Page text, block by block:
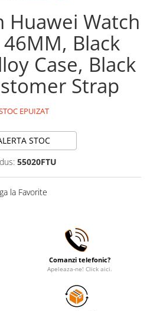
Huawei Watch
Black
Case, Black
Strap
EPUIZAT
STOC
55020FTU
la Favorite
Comanzi telefonic?
Apeleaza-ne! Click aici.